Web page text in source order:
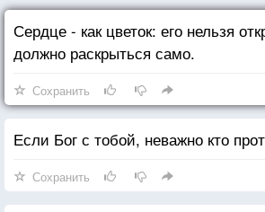
Сердце - как цветок: его нельзя
должно раскрыться само.
Сохранить
Если Бог с тобой, неважно кто
Сохранить